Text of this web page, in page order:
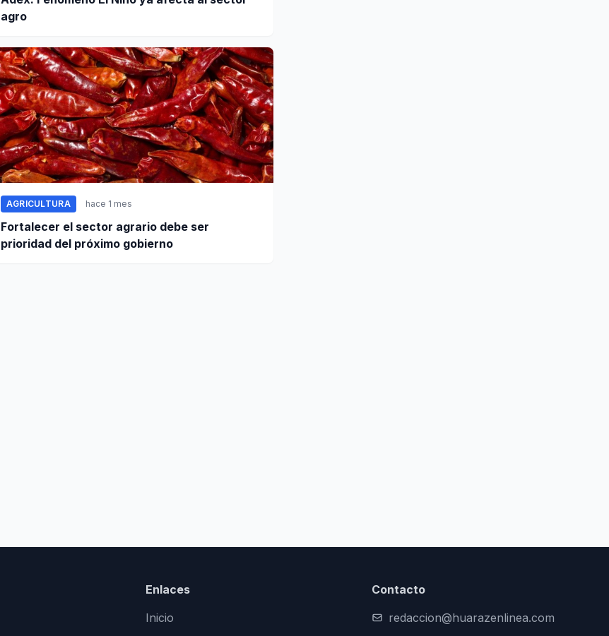
agro
AGRICULTURA hace 1 mes
Fortalecer el sector agrario debe ser
prioridad del próximo gobierno
Enlaces
Inicio
Contacto
redaccion@huarazenlinea.com